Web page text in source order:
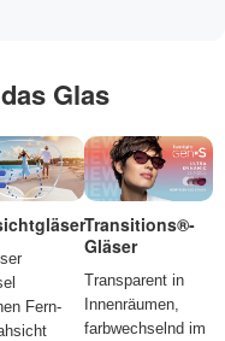
Glas
Fern-
Transitions®-
Gläser
Transparent in
Innenräumen,
farbwechselnd im